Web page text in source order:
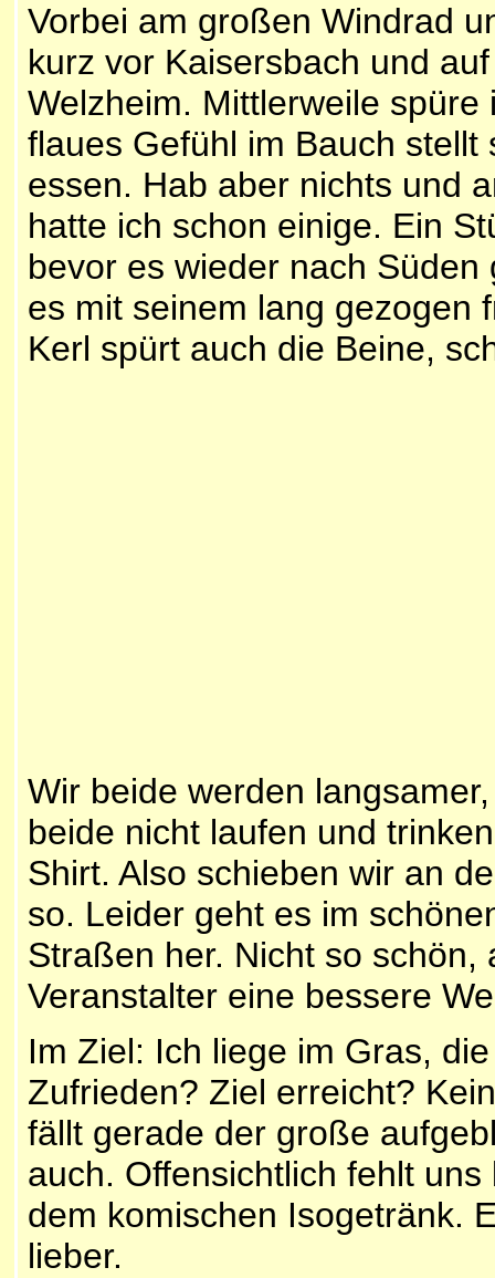
Vorbei am großen Windrad
kurz vor Kaisersbach und
Welzheim. Mittlerweile
flaues Gefühl im Bauch
essen. Hab aber nichts und
hatte ich schon einige. Ein
bevor es wieder nach
es mit seinem lang gezogen
Kerl spürt auch die Beine,
Wir beide werden
beide nicht laufen und
Shirt. Also schieben wir an
so. Leider geht es im
Straßen her. Nicht so
Veranstalter eine bessere
Im Ziel: Ich liege im Gras,
Zufrieden? Ziel erreicht?
fällt gerade der große
auch. Offensichtlich fehlt
dem komischen Isogetränk.
lieber.